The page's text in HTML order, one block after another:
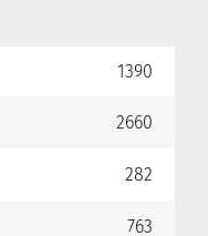
1390
2660
282
763